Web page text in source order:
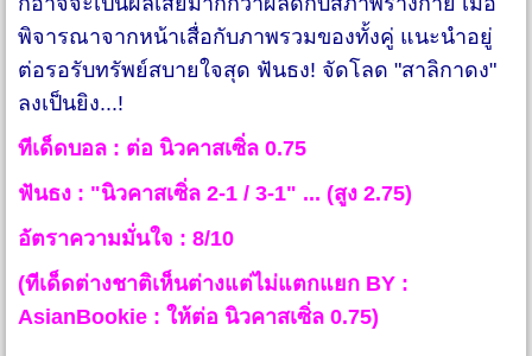
พิจารณาจากหน้าเสื่อกับภาพรวมของทั้งคู่ แนะนำอยู่
ต่อรอรับทรัพย์สบายใจสุด ฟันธง! จัดโลด "สาลิกาดง"
ลงเป็นยิง...!
ทีเด็ดบอล : ต่อ นิวคาสเซิ่ล 0.75
ฟันธง : "นิวคาสเซิ่ล 2-1 / 3-1" ... (สูง 2.75)
อัตราความมั่นใจ : 8/10
(ทีเด็ดต่างชาติเห็นต่างแต่ไม่แตกแยก BY :
AsianBookie : ให้ต่อ นิวคาสเซิ่ล 0.75)